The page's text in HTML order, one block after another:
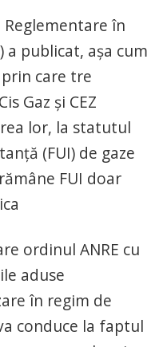
în
a publicat, așa cum
care tre
Gaz și CEZ
lor, la statutul
(FUI) de gaze
FUI doar
ordinul ANRE cu
aduse
în regim de
conduce la faptul